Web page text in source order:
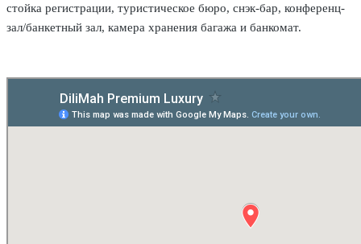
стойка регистрации, туристическое бюро, снэк-бар, конференц-
зал/банкетный зал, камера хранения багажа и банкомат.